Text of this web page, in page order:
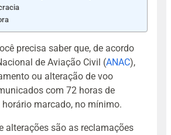
precisa saber que, de acordo
de Aviação Civil (ANAC),
ou alteração de voo
com 72 horas de
marcado, no mínimo.
alterações são as reclamações